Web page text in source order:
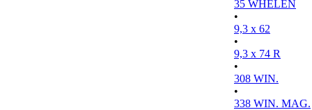
35 WHELEN
•
9,3 x 62
•
9,3 x 74 R
•
308 WIN.
•
338 WIN. MAG.